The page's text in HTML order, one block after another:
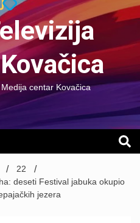
centar Kovačica
22
deseti Festival jabuka okupio
jezera